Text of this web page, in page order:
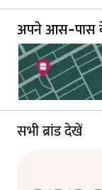
अपने आस-पास के
सभी ब्रांड देखें